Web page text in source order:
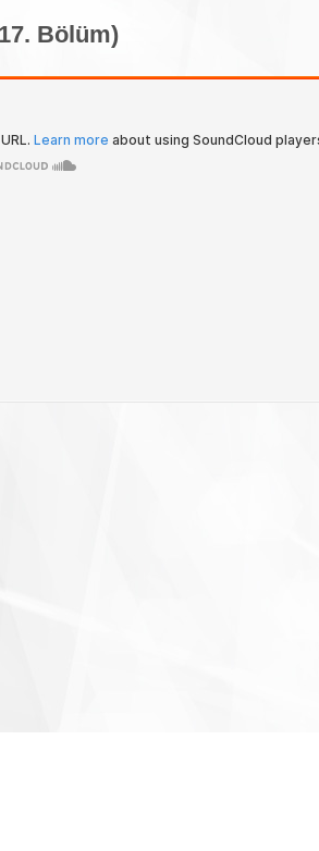
Bölüm)